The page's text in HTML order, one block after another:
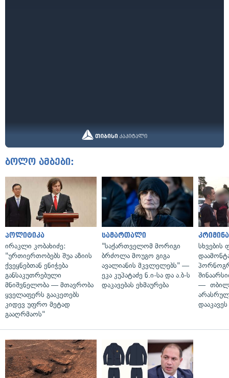
ბოლო ამბები:
პოლიტიკა
ირაკლი კობახიძე:
"ურთიერთობებს შუა აზიის
ქვეყნებთან ენიჭება
განსაკუთრებული
მნიშვნელობა — მთავრობა
ყველაფერს გააკეთებს
კიდევ უფრო მეტად
გააღრმაოს"
სამართალი
"საქართველომ მორიგი
ბრძოლა მოუგო გიგა
ავალიანის მკვლელებს" —
ეკა კუპატაძე ნ.ი-სა და ა.ბ-ს
დაკავებას ეხმაურება
სხვების
—
დააკავეს